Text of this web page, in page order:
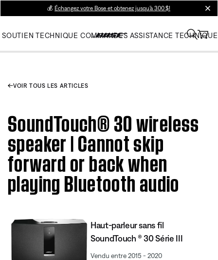
💰 Échangez votre Bose et obtenez jusqu’à 300 $!
SOUTIEN TECHNIQUE COMMANDES ASSISTANCE TECHNIQUE
VOIR TOUS LES ARTICLES
SoundTouch® 30 wireless
speaker | Cannot skip
forward or back when
playing Bluetooth audio
Haut-parleur sans fil
SoundTouch ® 30 Série III
Vendu entre 2015 - 2020